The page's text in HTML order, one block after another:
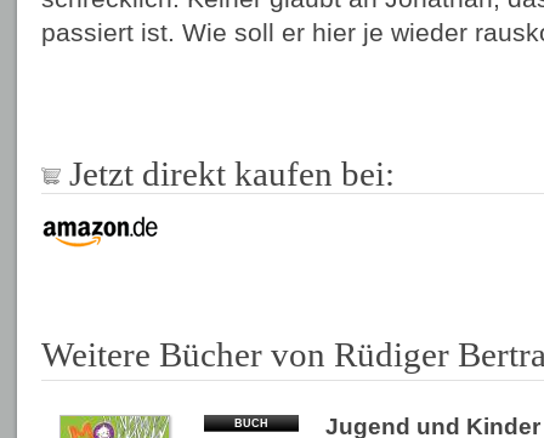
passiert ist. Wie soll er hier je wieder
Jetzt direkt kaufen bei:
Weitere Bücher von Rüdiger
BUCH Jugend und Kinder